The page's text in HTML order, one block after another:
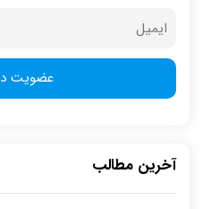
آخرین مطالب